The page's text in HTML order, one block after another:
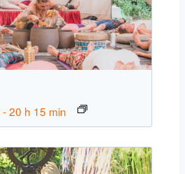
-20 h 15 min